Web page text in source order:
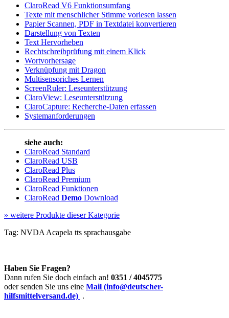
ClaroRead V6 Funktionsumfang
Texte mit menschlicher Stimme vorlesen lassen
Papier Scannen, PDF in Textdatei konvertieren
Darstellung von Texten
Text Hervorheben
Rechtschreibprüfung mit einem Klick
Wortvorhersage
Verknüpfung mit Dragon
Multisensoriches Lernen
ScreenRuler: Leseunterstützung
ClaroView: Leseunterstützung
ClaroCapture: Recherche-Daten erfassen
Systemanforderungen
siehe auch:
ClaroRead Standard
ClaroRead USB
ClaroRead Plus
ClaroRead Premium
ClaroRead Funktionen
ClaroRead Demo Download
» weitere Produkte dieser Kategorie
Tag: NVDA Acapela tts sprachausgabe
Haben Sie Fragen?
Dann rufen Sie doch einfach an! 0351 / 4045775
oder senden Sie uns eine Mail (info@deutscher-
hilfsmittelversand.de) .